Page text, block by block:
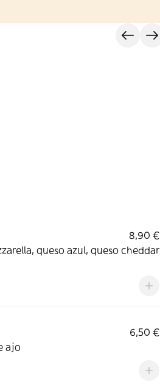
8,90 €
queso azul, queso cheddar
6,50 €
ajo